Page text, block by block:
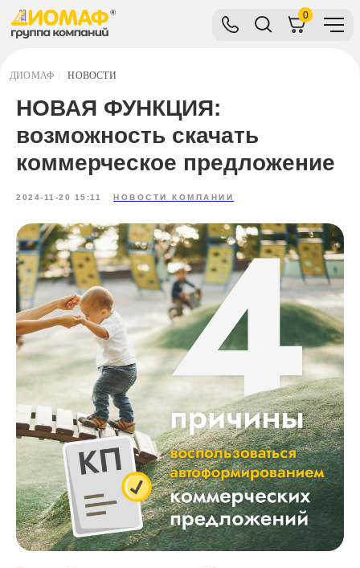
0
ДИОМАФ НОВОСТИ
НОВАЯ ФУНКЦИЯ:
возможность скачать
коммерческое предложение
2024-11-20 15:11 НОВОСТИ КОМПАНИИ